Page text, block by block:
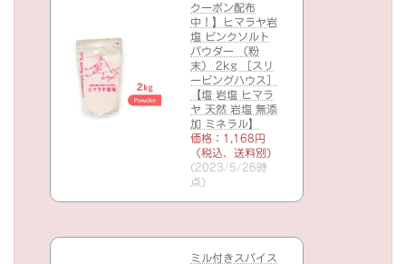
クーポン配布
中！】ヒマラヤ岩
塩 ピンクソルト
パウダー （粉
末） 2kg ［スリ
ーピングハウス］
【塩 岩塩 ヒマラ
ヤ 天然 岩塩 無添
加 ミネラル】
価格：1,168円
（税込、送料別)
(2023/5/26時
点)
ミル付きスパイス